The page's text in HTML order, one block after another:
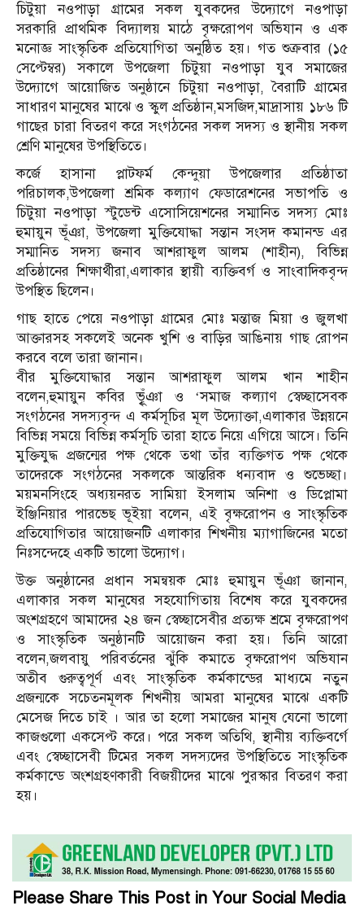
চিটুয়া নওপাড়া গ্রামের সকল যুবকদের উদ্যোগে নওপাড়া
সরকারি প্রাথমিক বিদ্যালয় মাঠে বৃক্ষরোপণ অভিযান ও এক
মনোজ্ঞ সাংস্কৃতিক প্রতিযোগিতা অনুষ্ঠিত হয়। গত শুক্রবার (১৫
সেপ্টেম্বর) সকালে উপজেলা চিটুয়া নওপাড়া যুব সমাজের
উদ্যোগে আয়োজিত অনুষ্ঠানে চিটুয়া নওপাড়া, বৈরাটি গ্রামের
সাধারণ মানুষের মাঝে ও স্কুল প্রতিষ্ঠান,মসজিদ,মাদ্রাসায় ১৮৬ টি
গাছের চারা বিতরণ করে সংগঠনের সকল সদস্য ও স্থানীয় সকল
শ্রেণি মানুষের উপস্থিতিতে।
কর্জে হাসানা প্লাটফর্ম কেন্দুয়া উপজেলার প্রতিষ্ঠাতা
পরিচালক,উপজেলা শ্রমিক কল্যাণ ফেডারেশনের সভাপতি ও
চিটুয়া নওপাড়া স্টুডেন্ট এসোসিয়েশনের সম্মানিত সদস্য মোঃ
হুমায়ুন ভূঁঞা, উপজেলা মুক্তিযোদ্ধা সন্তান সংসদ কমানন্ড এর
সম্মানিত সদস্য জনাব আশরাফুল আলম (শাহীন), বিভিন্ন
প্রতিষ্ঠানের শিক্ষার্থীরা,এলাকার স্থায়ী ব্যক্তিবর্গ ও সাংবাদিকবৃন্দ
উপস্থিত ছিলেন।
গাছ হাতে পেয়ে নওপাড়া গ্রামের মোঃ মন্তাজ মিয়া ও জুলখা
আক্তারসহ সকলেই অনেক খুশি ও বাড়ির আঙিনায় গাছ রোপন
করবে বলে তারা জানান।
বীর মুক্তিযোদ্ধার সন্তান আশরাফুল আলম খান শাহীন
বলেন,হুমায়ুন কবির ভূৃৃঁঞা ও ‘সমাজ কল্যাণ স্বেচ্ছাসেবক
সংগঠনের সদস্যবৃন্দ এ কর্মসূচির মূল উদ্যোক্তা,এলাকার উন্নয়নে
বিভিন্ন সময়ে বিভিন্ন কর্মসূচি তারা হাতে নিয়ে এগিয়ে আসে। তিনি
মুক্তিযুদ্ধ প্রজন্মের পক্ষ থেকে তথা তাঁর ব্যক্তিগত পক্ষ থেকে
তাদেরকে সংগঠনের সকলকে আন্তরিক ধন্যবাদ ও শুভেচ্ছা।
ময়মনসিংহে অধ্যয়নরত সামিয়া ইসলাম অনিশা ও ডিপ্লোমা
ইঞ্জিনিয়ার পারভেছ ভূইয়া বলেন, এই বৃক্ষরোপন ও সাংস্কৃতিক
প্রতিযোগিতার আয়োজনটি এলাকার শিখনীয় ম্যাগাজিনের মতো
নিঃসন্দেহে একটি ভালো উদ্যোগ।
উক্ত অনুষ্ঠানের প্রধান সমন্বয়ক মোঃ হুমায়ুন ভূঁঞা জানান,
এলাকার সকল মানুষের সহযোগিতায় বিশেষ করে যুবকদের
অংশগ্রহণে আমাদের ২৪ জন স্বেচ্ছাসেবীর প্রত্যক্ষ শ্রমে বৃক্ষরোপণ
ও সাংস্কৃতিক অনুষ্ঠানটি আয়োজন করা হয়। তিনি আরো
বলেন,জলবায়ু পরিবর্তনের ঝুঁকি কমাতে বৃক্ষরোপণ অভিযান
অতীব গুরুত্বপূর্ণ এবং সাংস্কৃতিক কর্মকান্ডের মাধ্যমে নতুন
প্রজন্মকে সচেতনমূলক শিখনীয় আমরা মানুষের মাঝে একটি
মেসেজ দিতে চাই । আর তা হলো সমাজের মানুষ যেনো ভালো
কাজগুলো একসেপ্ট করে। পরে সকল অতিথি, স্থানীয় ব্যক্তিবর্গে
এবং স্বেচ্ছাসেবী টিমের সকল সদস্যদের উপস্থিতিতে সাংস্কৃতিক
কর্মকান্ডে অংশগ্রহণকারী বিজয়ীদের মাঝে পুরস্কার বিতরণ করা
হয়।
Please Share This Post in Your Social Media